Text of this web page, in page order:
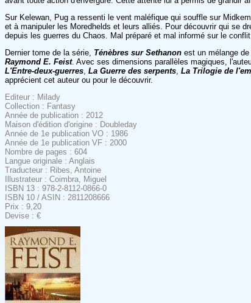
Sur Kelewan, Pug a ressenti le vent maléfique qui souffle sur
et à manipuler les Moredhelds et leurs alliés. Pour découvrir qui se
depuis les guerres du Chaos. Mal préparé et mal informé sur le
Dernier tome de la série, Ténèbres sur Sethanon est un mélange
Raymond E. Feist. Avec ses dimensions parallèles magiques,
L'Entre-deux-guerres La Guerre des serpents La Trilogie de
apprécient cet auteur ou pour le découvrir.
Editeur : Milady
Collection : Fantasy
Année de publication : 2012
Maison d'édition d'origine : Doubleday
Année de 1e publication VO : 1986
Année de 1e publication VF : 2000
Nombre de pages : 604
Langue originale : Anglais
Traducteur : Ribes, Antoine
Illustrateur : Coimbra, Miguel
ISBN 13 : 978-2-8112-0866-0
ISBN 10 / ASIN : 2811208666
Prix : 9,20
Devise : €